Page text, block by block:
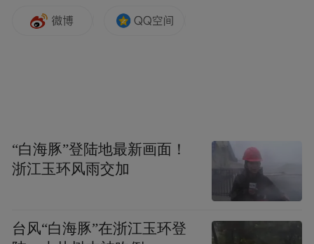
在非金融赋能方面，上海农商银行依托“鑫动
融合”生态圈，为OPC提供全方位的陪伴。这
种“不止于贷款”的生态级服务，始终贯穿在
上海农商银行科技金融领域的创新实践。
十七载深耕科技金融，上海农商银行已从单
“白海豚”登陆地最新画面！
浙江玉环风雨交加
台风“白海豚”在浙江玉环登